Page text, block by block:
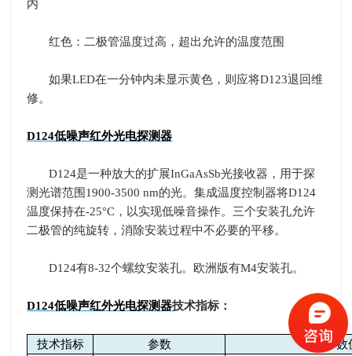
内
红色：二极管温度过高，超出允许的温度范围
如果LED在一分钟内未显示黄色，则应将D123退回维
修。
D124低噪声红外光电探测器
D124是一种放大的扩展InGaAsSb光接收器，用于探
测光谱范围 1900-3500 nm的光。集成温度控制器将D124
温度保持在-25°C ，以实现低噪音操作。三个安装孔允许
二极管的纯旋转，消除安装过程中不必要的平移。
D124有8-32个螺纹安装孔。欧洲版有M4安装孔。
D124低噪声红外光电探测器技术指标：
技术指标 参数 数